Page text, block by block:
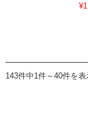
143件中1件～40件を表